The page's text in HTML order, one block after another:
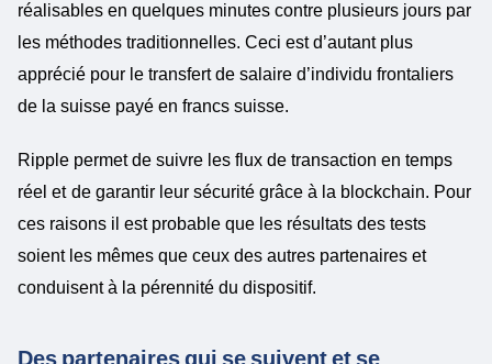
réalisables en quelques minutes contre plusieurs jours par
les méthodes traditionnelles. Ceci est d’autant plus
apprécié pour le transfert de salaire d’individu frontaliers
de la suisse payé en francs suisse.
Ripple permet de suivre les flux de transaction en temps
réel et de garantir leur sécurité grâce à la blockchain. Pour
ces raisons il est probable que les résultats des tests
soient les mêmes que ceux des autres partenaires et
conduisent à la pérennité du dispositif.